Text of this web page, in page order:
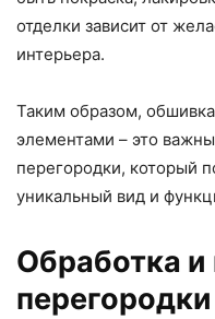
отделки зависит от
интерьера.
Таким образом,
элементами – это
перегородки, который
уникальный вид и
Обработка и
перегородки